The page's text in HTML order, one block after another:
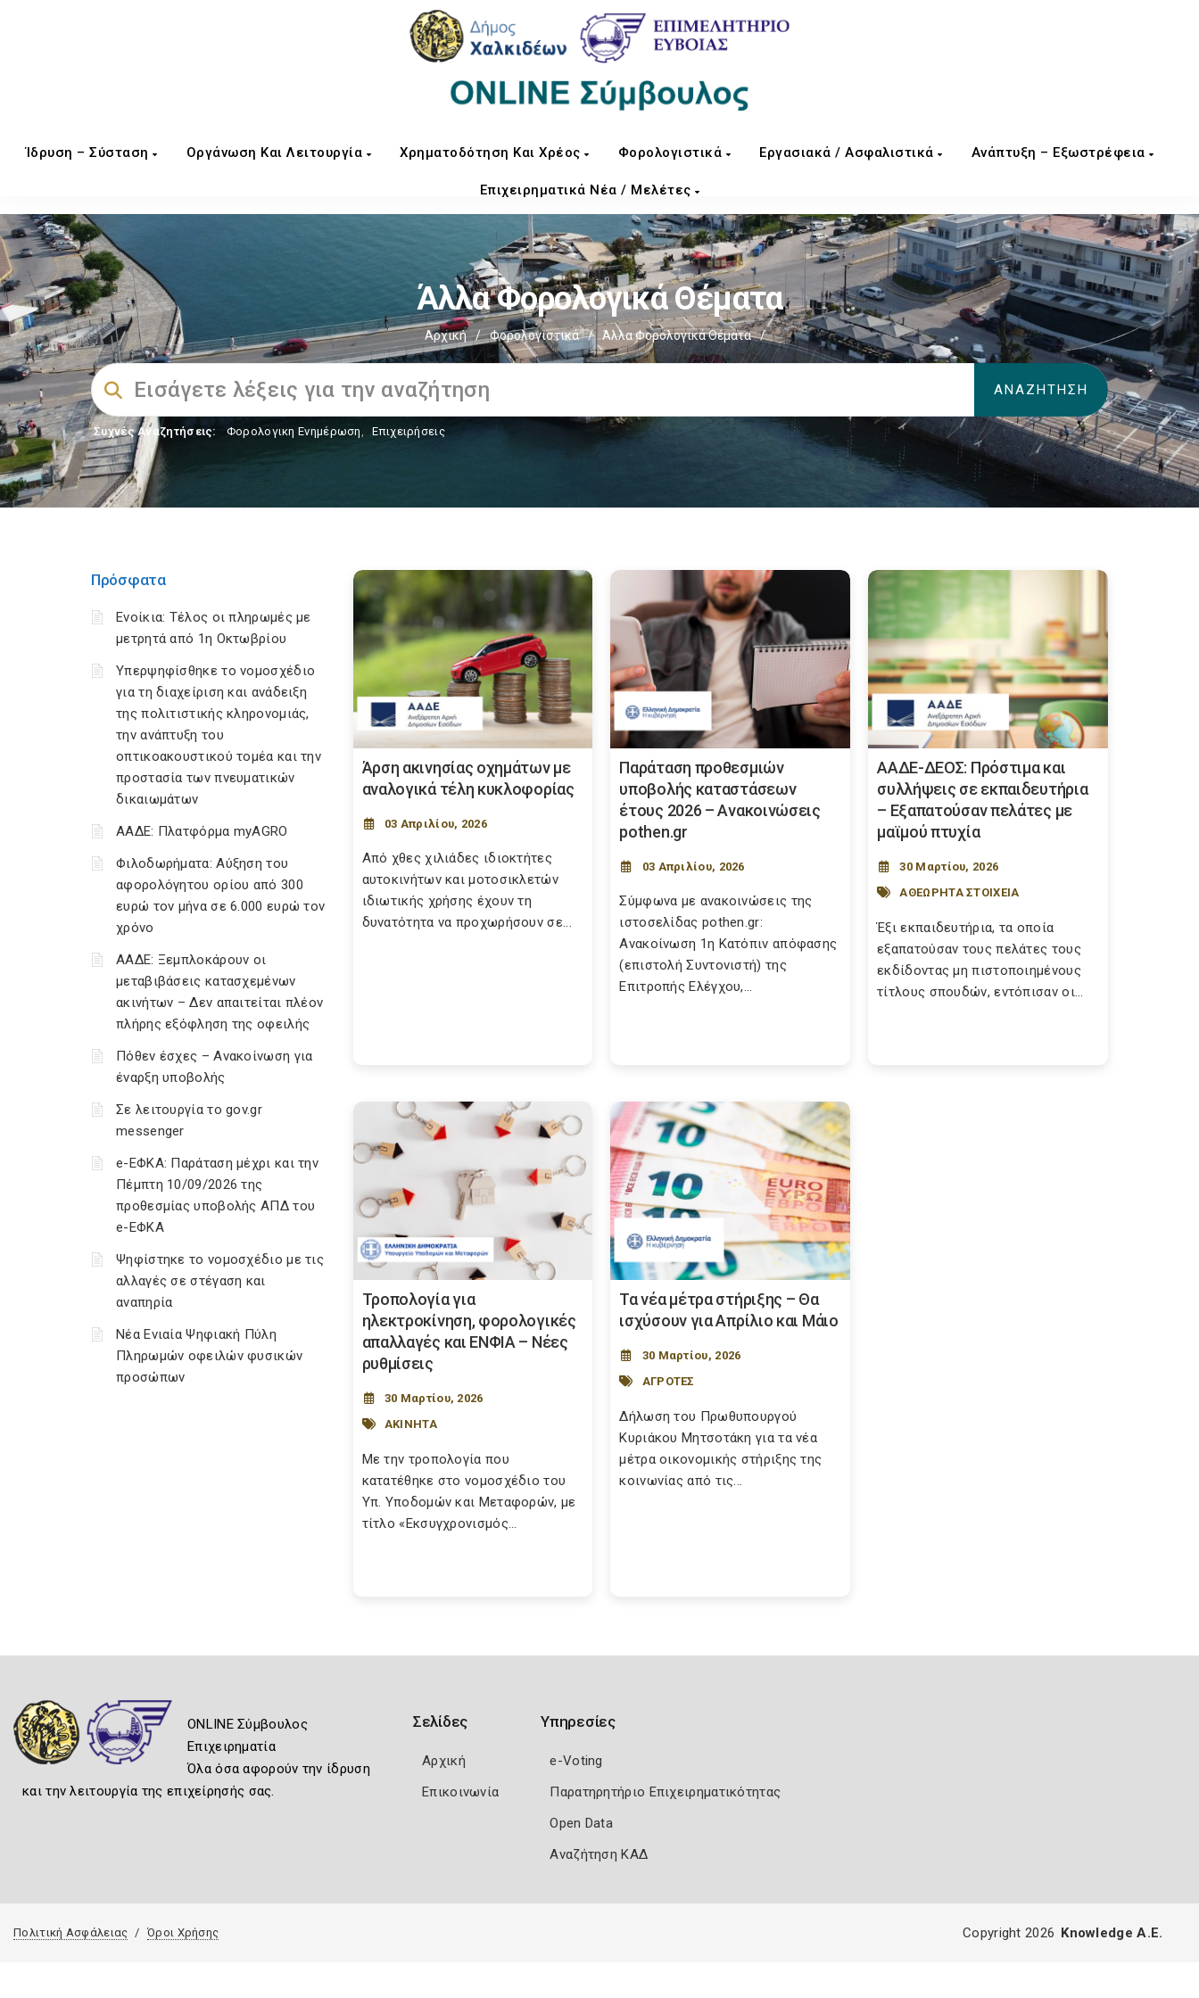
Ίδρυση – Σύσταση Οργάνωση Και Λειτουργία Χρηματοδότηση Και Χρέος Φορολογιστικά Εργασιακά / Ασφαλιστικά Ανάπτυξη – Εξωστρέφεια
Επιχειρηματικά Νέα / Μελέτες
Άλλα Φορολογικά Θέματα
Αρχική / Φορολογιστικά / Άλλα Φορολογικά Θέματα /
Συχνές Αναζητήσεις: Φορολογικη Ενημέρωση, Επιχειρήσεις
Πρόσφατα
Ενοίκια: Τέλος οι πληρωμές με
μετρητά από 1η Οκτωβρίου
Υπερψηφίσθηκε το νομοσχέδιο
για τη διαχείριση και ανάδειξη
της πολιτιστικής κληρονομιάς,
την ανάπτυξη του
οπτικοακουστικού τομέα και την
προστασία των πνευματικών
δικαιωμάτων
ΑΑΔΕ: Πλατφόρμα myAGRO
Φιλοδωρήματα: Αύξηση του
αφορολόγητου ορίου από 300
ευρώ τον μήνα σε 6.000 ευρώ τον
χρόνο
ΑΑΔΕ: Ξεμπλοκάρουν οι
μεταβιβάσεις κατασχεμένων
ακινήτων – Δεν απαιτείται πλέον
πλήρης εξόφληση της οφειλής
Πόθεν έσχες – Ανακοίνωση για
έναρξη υποβολής
Σε λειτουργία το gov.gr
messenger
e-ΕΦΚΑ: Παράταση μέχρι και την
Πέμπτη 10/09/2026 της
προθεσμίας υποβολής ΑΠΔ του
e-ΕΦΚΑ
Ψηφίστηκε το νομοσχέδιο με τις
αλλαγές σε στέγαση και
αναπηρία
Νέα Ενιαία Ψηφιακή Πύλη
Πληρωμών οφειλών φυσικών
προσώπων
Άρση ακινησίας οχημάτων με
αναλογικά τέλη κυκλοφορίας
03 Απριλίου, 2026
Από χθες χιλιάδες ιδιοκτήτες
αυτοκινήτων και μοτοσικλετών
ιδιωτικής χρήσης έχουν τη
δυνατότητα να προχωρήσουν σε...
Παράταση προθεσμιών
υποβολής καταστάσεων
έτους 2026 – Ανακοινώσεις
pothen.gr
03 Απριλίου, 2026
Σύμφωνα με ανακοινώσεις της
ιστοσελίδας pothen.gr:
Ανακοίνωση 1η Κατόπιν απόφασης
(επιστολή Συντονιστή) της
Επιτροπής Ελέγχου,...
ΑΑΔΕ-ΔΕΟΣ: Πρόστιμα και
συλλήψεις σε εκπαιδευτήρια
– Εξαπατούσαν πελάτες με
μαϊμού πτυχία
30 Μαρτίου, 2026
ΑΘΕΩΡΗΤΑ ΣΤΟΙΧΕΙΑ
Έξι εκπαιδευτήρια, τα οποία
εξαπατούσαν τους πελάτες τους
εκδίδοντας μη πιστοποιημένους
τίτλους σπουδών, εντόπισαν οι...
Τροπολογία για
ηλεκτροκίνηση, φορολογικές
απαλλαγές και ΕΝΦΙΑ – Νέες
ρυθμίσεις
30 Μαρτίου, 2026
ΑΚΙΝΗΤΑ
Με την τροπολογία που
κατατέθηκε στο νομοσχέδιο του
Υπ. Υποδομών και Μεταφορών, με
τίτλο «Εκσυγχρονισμός...
Τα νέα μέτρα στήριξης – Θα
ισχύσουν για Απρίλιο και Μάιο
30 Μαρτίου, 2026
ΑΓΡΟΤΕΣ
Δήλωση του Πρωθυπουργού
Κυριάκου Μητσοτάκη για τα νέα
μέτρα οικονομικής στήριξης της
κοινωνίας από τις...
ONLINE Σύμβουλος
Επιχειρηματία
Όλα όσα αφορούν την ίδρυση
και την λειτουργία της επιχείρησής σας.
Σελίδες
Αρχική
Επικοινωνία
Υπηρεσίες
e-Voting
Παρατηρητήριο Επιχειρηματικότητας
Open Data
Αναζήτηση ΚΑΔ
Πολιτική Ασφάλειας Όροι Χρήσης Copyright 2026 Knowledge A.E.